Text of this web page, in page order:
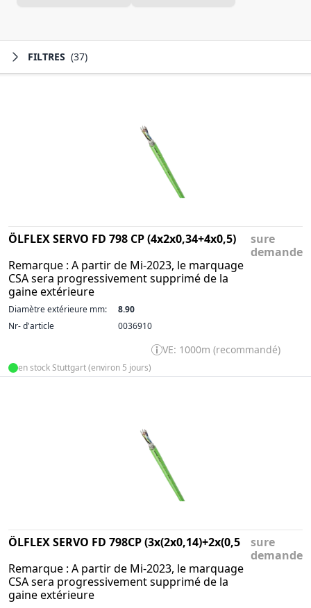
FILTRES (37)
ÖLFLEX SERVO FD 798 CP (4x2x0,34+4x0,5)
Remarque : A partir de Mi-2023, le marquage
CSA sera progressivement supprimé de la
gaine extérieure
sure
demande
Diamètre extérieure mm:
8.90
Nr- d'article
0036910
VE: 1000m (recommandé)
en stock Stuttgart (environ 5 jours)
ÖLFLEX SERVO FD 798CP (3x(2x0,14)+2x(0,5
Remarque : A partir de Mi-2023, le marquage
CSA sera progressivement supprimé de la
gaine extérieure
sure
demande